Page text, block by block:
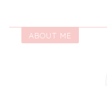
ABOUT ME